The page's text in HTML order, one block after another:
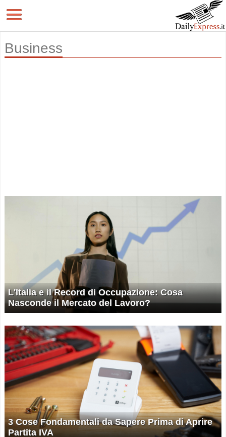
Business
L'Italia e il Record di Occupazione: Cosa
Nasconde il Mercato del Lavoro?
3 Cose Fondamentali da Sapere Prima di Aprire
Partita IVA